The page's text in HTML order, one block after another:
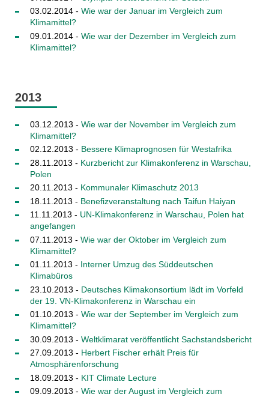
03.02.2014 - Wie war der Januar im Vergleich zum
Klimamittel?
09.01.2014 - Wie war der Dezember im Vergleich zum
Klimamittel?
2013
03.12.2013 - Wie war der November im Vergleich zum
Klimamittel?
02.12.2013 - Bessere Klimaprognosen für Westafrika
28.11.2013 - Kurzbericht zur Klimakonferenz in Warschau,
Polen
20.11.2013 - Kommunaler Klimaschutz 2013
18.11.2013 - Benefizveranstaltung nach Taifun Haiyan
11.11.2013 - UN-Klimakonferenz in Warschau, Polen hat
angefangen
07.11.2013 - Wie war der Oktober im Vergleich zum
Klimamittel?
01.11.2013 - Interner Umzug des Süddeutschen
Klimabüros
23.10.2013 - Deutsches Klimakonsortium lädt im Vorfeld
der 19. VN-Klimakonferenz in Warschau ein
01.10.2013 - Wie war der September im Vergleich zum
Klimamittel?
30.09.2013 - Weltklimarat veröffentlicht Sachstandsbericht
27.09.2013 - Herbert Fischer erhält Preis für
Atmosphärenforschung
18.09.2013 - KIT Climate Lecture
09.09.2013 - Wie war der August im Vergleich zum